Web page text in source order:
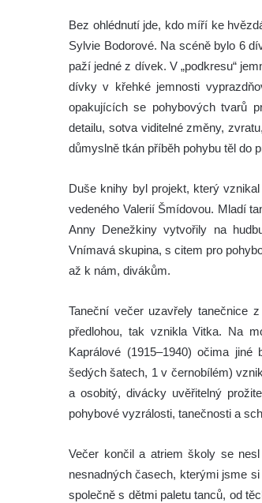
Bez ohlédnutí jde, kdo míří ke
Sylvie Bodorové. Na scéně bylo 6
paží jedné z dívek. V „podkresu“
dívky v křehké jemnosti
opakujících se pohybových tvarů
detailu, sotva viditelné změny,
důmyslně tkán příběh pohybu těl do
Duše knihy byl projekt, který
vedeného Valerií Šmídovou. Mladí
Anny Denežkiny vytvořily na
Vnímavá skupina, s citem pro
až k nám, divákům.
Taneční večer uzavřely tanečnice
předlohou, tak vznikla Vitka. Na
Kaprálové (1915–1940) očima
šedých šatech, 1 v černobílém)
a osobitý, divácky uvěřitelný
pohybové vyzrálosti, tanečnosti a
Večer končil a atriem školy se
nesnadných časech, kterými jsme
společně s dětmi paletu tanců, od